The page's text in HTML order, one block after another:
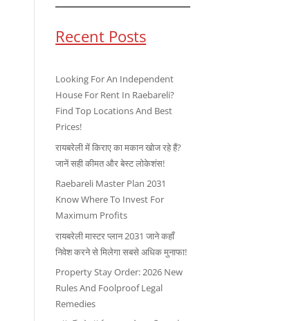
Recent Posts
Looking For An Independent
House For Rent In Raebareli?
Find Top Locations And Best
Prices!
रायबरेली में किराए का मकान खोज रहे हैं?
जानें सही कीमत और बेस्ट लोकेशंस!
Raebareli Master Plan 2031
Know Where To Invest For
Maximum Profits
रायबरेली मास्टर प्लान 2031 जाने कहाँ
निवेश करने से मिलेगा सबसे अधिक मुनाफा!
Property Stay Order: 2026 New
Rules And Foolproof Legal
Remedies